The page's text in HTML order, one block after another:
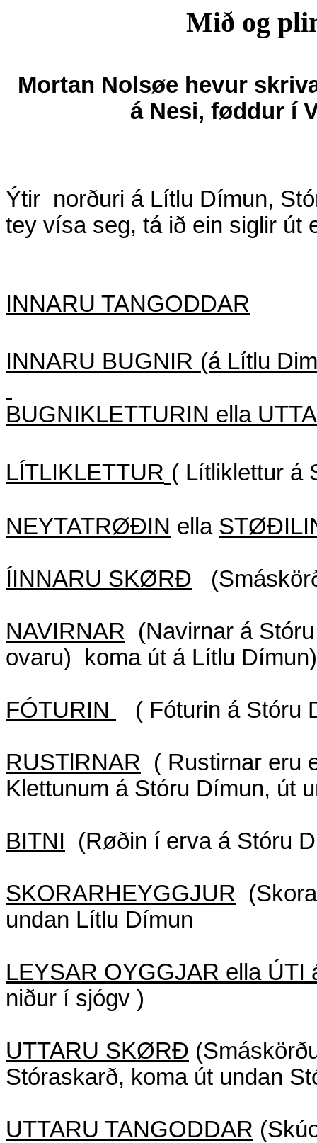
Mið og
Mortan Nolsøe hevur
á Nesi, føddur í
Ýtir norðuri á Lítlu Dímun,
tey vísa seg, tá ið ein siglir út
INNARU TANGODDAR
INNARU BUGNIR (á Lítlu
BUGNIKLETTURIN ella
LÍTLIKLETTUR ( Lítliklettur á
NEYTATRØÐIN ella
ÍINNARU SKØRÐ
NAVIRNAR
(Navirnar á
ovaru)
koma út á Lítlu Dímun)
FÓTURIN ( Fóturin á Stóru
RUSTlRNAR
( Rustirnar eru
Klettunum á Stóru Dímun, út
BITNI (Røðin í erva á Stóru
SKORARHEYGGJUR
undan Lítlu Dímun
LEYSAR OYGGJAR ella ÚTI
niður í sjógv )
UTTARU SKØRÐ
Stóraskarð, koma út undan
UTTARU TANGODDAR